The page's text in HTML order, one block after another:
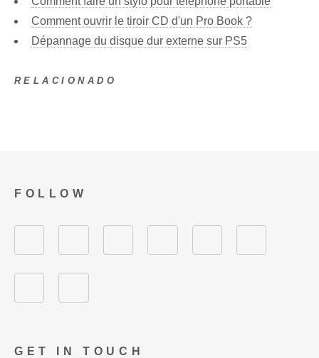
Comment ouvrir le tiroir CD d'un Pro Book ?
Dépannage du disque dur externe sur PS5
RELACIONADO
GET IN TOUCH
FOLLOW